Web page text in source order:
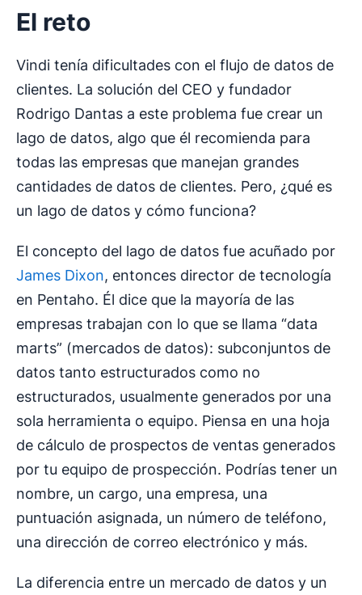
El reto
Vindi tenía dificultades con el flujo de datos de
clientes. La solución del CEO y fundador
Rodrigo Dantas a este problema fue crear un
lago de datos, algo que él recomienda para
todas las empresas que manejan grandes
cantidades de datos de clientes. Pero, ¿qué es
un lago de datos y cómo funciona?
El concepto del lago de datos fue acuñado por
James Dixon, entonces director de tecnología
en Pentaho. Él dice que la mayoría de las
empresas trabajan con lo que se llama “data
marts” (mercados de datos): subconjuntos de
datos tanto estructurados como no
estructurados, usualmente generados por una
sola herramienta o equipo. Piensa en una hoja
de cálculo de prospectos de ventas generados
por tu equipo de prospección. Podrías tener un
nombre, un cargo, una empresa, una
puntuación asignada, un número de teléfono,
una dirección de correo electrónico y más.
La diferencia entre un mercado de datos y un